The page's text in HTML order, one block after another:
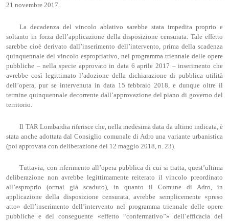
21 novembre 2017.
La decadenza del vincolo ablativo sarebbe stata impedita proprio e
soltanto in forza dell’applicazione della disposizione censurata. Tale effetto
sarebbe cioè derivato dall’inserimento dell’intervento, prima della scadenza
quinquennale del vincolo espropriativo, nel programma triennale delle opere
pubbliche – nella specie approvato in data 6 aprile 2017 – inserimento che
avrebbe così legittimato l’adozione della dichiarazione di pubblica utilità
dell’opera, pur se intervenuta in data 15 febbraio 2018, e dunque oltre il
termine quinquennale decorrente dall’approvazione del piano di governo del
territorio.
Il TAR Lombardia riferisce che, nella medesima data da ultimo indicata, è
stata anche adottata dal Consiglio comunale di Adro una variante urbanistica
(poi approvata con deliberazione del 12 maggio 2018, n. 23).
Tuttavia, con riferimento all’opera pubblica di cui si tratta, quest’ultima
deliberazione non avrebbe legittimamente reiterato il vincolo preordinato
all’esproprio (ormai già scaduto), in quanto il Comune di Adro, in
applicazione della disposizione censurata, avrebbe semplicemente «preso
atto» dell’inserimento dell’intervento nel programma triennale delle opere
pubbliche e del conseguente «effetto “confermativo”» dell’efficacia del